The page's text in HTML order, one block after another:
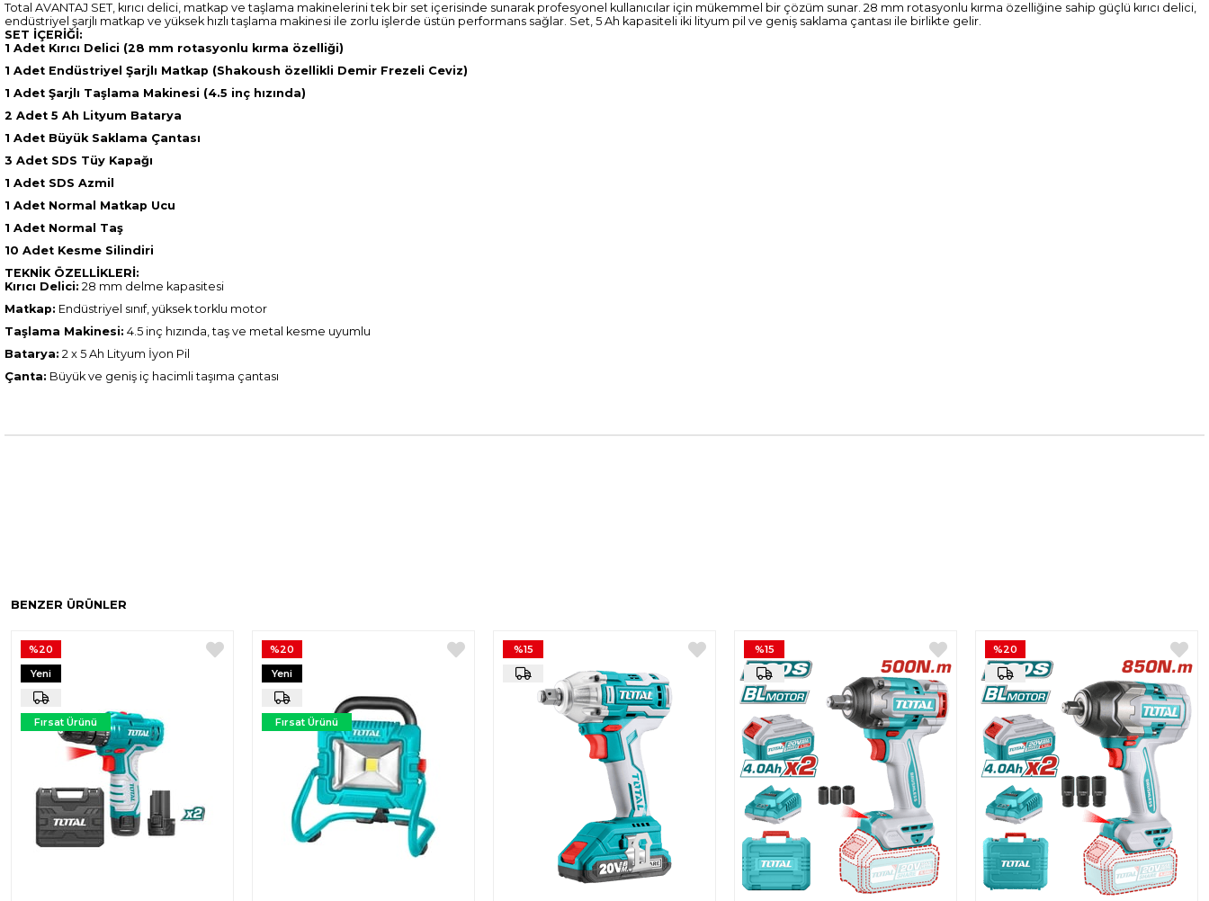
Total AVANTAJ SET, kırıcı delici, matkap ve taşlama makinelerini tek bir set içerisinde sunarak profesyonel kullanıcılar için mükemmel bir çözüm sunar. 28 mm rotasyonlu kırma özelliğine sahip güçlü kırıcı delici,
endüstriyel şarjlı matkap ve yüksek hızlı taşlama makinesi ile zorlu işlerde üstün performans sağlar. Set, 5 Ah kapasiteli iki lityum pil ve geniş saklama çantası ile birlikte gelir.
SET İÇERİĞİ:
1 Adet Kırıcı Delici (28 mm rotasyonlu kırma özelliği)
1 Adet Endüstriyel Şarjlı Matkap (Shakoush özellikli Demir Frezeli Ceviz)
1 Adet Şarjlı Taşlama Makinesi (4.5 inç hızında)
2 Adet 5 Ah Lityum Batarya
1 Adet Büyük Saklama Çantası
3 Adet SDS Tüy Kapağı
1 Adet SDS Azmil
1 Adet Normal Matkap Ucu
1 Adet Normal Taş
10 Adet Kesme Silindiri
TEKNİK ÖZELLİKLERİ:
Kırıcı Delici: 28 mm delme kapasitesi
Matkap: Endüstriyel sınıf, yüksek torklu motor
Taşlama Makinesi: 4.5 inç hızında, taş ve metal kesme uyumlu
Batarya: 2 x 5 Ah Lityum İyon Pil
Çanta: Büyük ve geniş iç hacimli taşıma çantası
BENZER ÜRÜNLER
%20
Yeni
Ürün
Fırsat Ürünü
%20
Yeni
Ürün
Fırsat Ürünü
%15 %15 %20